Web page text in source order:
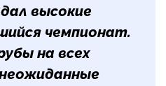
высокие
чемпионат.
на всех